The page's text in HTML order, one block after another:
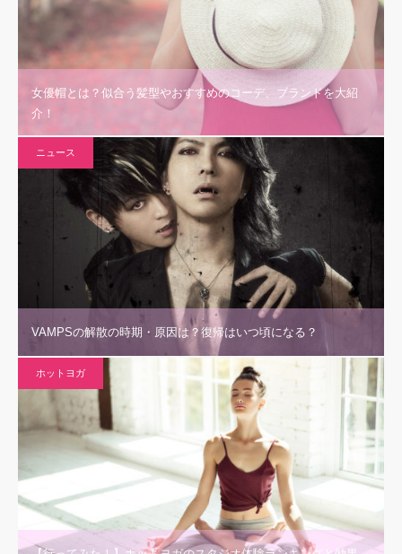
女優帽とは？似合う髪型やおすすめのコーデ、ブランドを大紹
介！
ニュース
VAMPSの解散の時期・原因は？復帰はいつ頃になる？
ホットヨガ